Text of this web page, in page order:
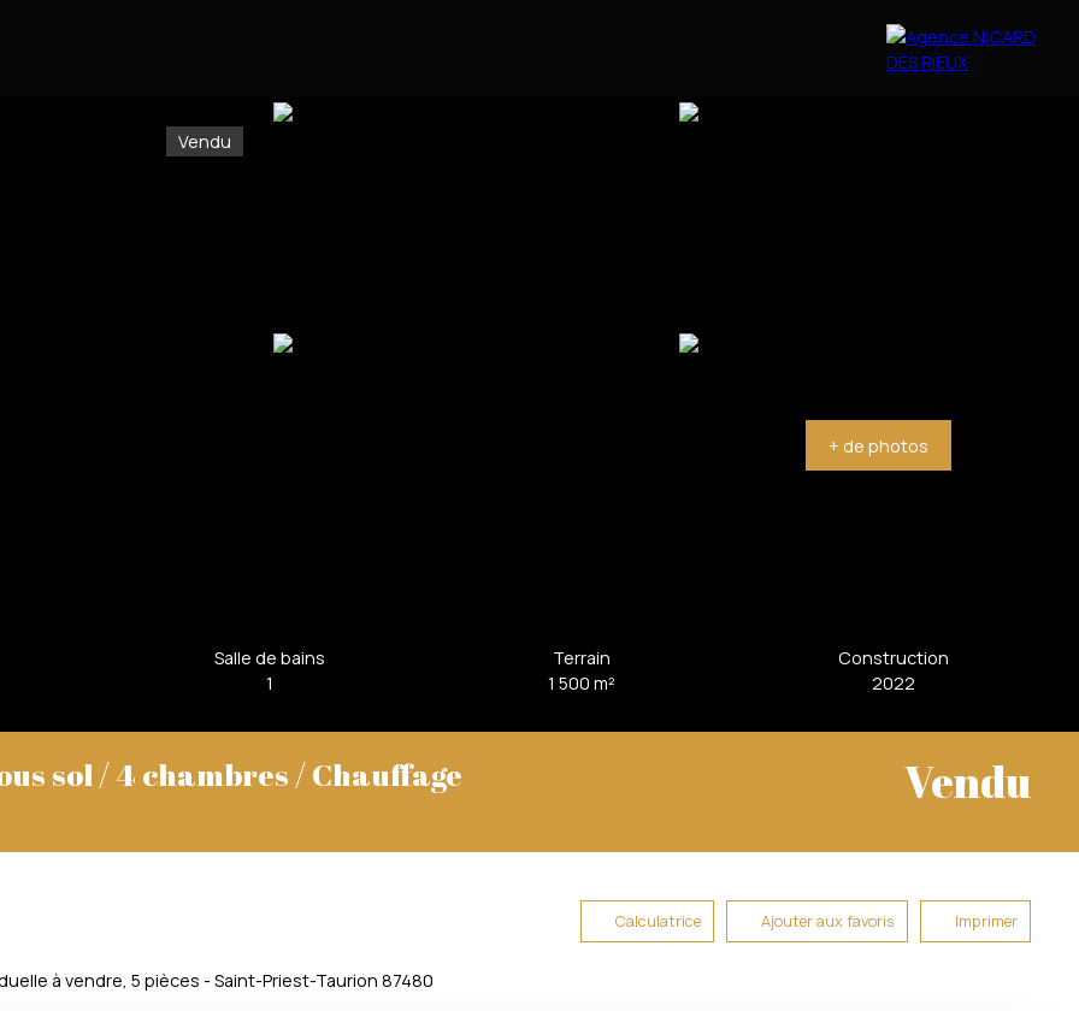
NOTRE ACCOMPAGNEMENT
Vendu
+ de photos
Salle de bains
1
Terrain
1 500 m²
Construction
2022
sol / 4 chambres / Chauffage Vendu
Calculatrice Ajouter aux favoris Imprimer
à vendre, 5 pièces - Saint-Priest-Taurion 87480